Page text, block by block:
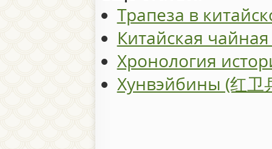
Трапеза в
Китайская
Хронология
Хунвэйбины (红卫